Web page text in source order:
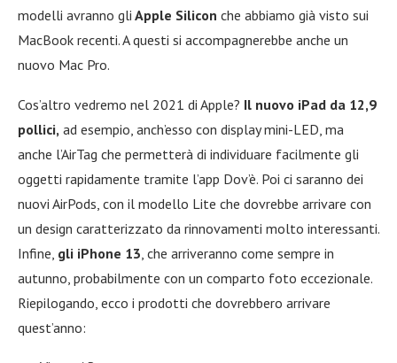
modelli avranno gli Apple Silicon che abbiamo già visto sui
MacBook recenti. A questi si accompagnerebbe anche un
nuovo Mac Pro.
Cos’altro vedremo nel 2021 di Apple? Il nuovo iPad da 12,9
pollici, ad esempio, anch’esso con display mini-LED, ma
anche l’AirTag che permetterà di individuare facilmente gli
oggetti rapidamente tramite l’app Dov’è. Poi ci saranno dei
nuovi AirPods, con il modello Lite che dovrebbe arrivare con
un design caratterizzato da rinnovamenti molto interessanti.
Infine, gli iPhone 13 , che arriveranno come sempre in
autunno, probabilmente con un comparto foto eccezionale.
Riepilogando, ecco i prodotti che dovrebbero arrivare
quest’anno: